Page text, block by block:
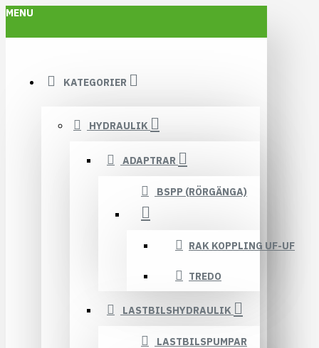
MENU
KATEGORIER
HYDRAULIK
ADAPTRAR
BSPP (RÖRGÄNGA)
RAK KOPPLING UF-UF
TREDO
LASTBILSHYDRAULIK
LASTBILSPUMPAR